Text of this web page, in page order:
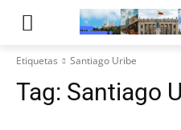
Etiquetas Santiago Uribe
Tag: Santiago